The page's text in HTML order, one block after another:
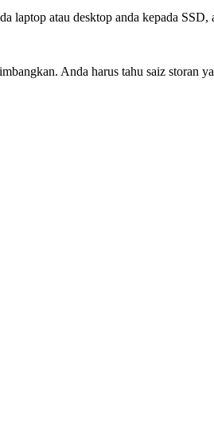
laptop atau desktop anda kepada
Anda harus tahu saiz storan